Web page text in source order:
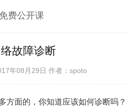
免费公开课
络故障诊断
年08月29日作者：spoto
方面的，你知道应该如何诊断吗？